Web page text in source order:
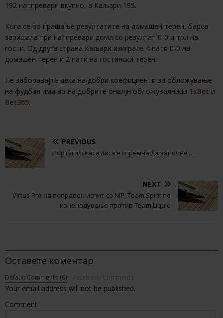
192 натпревари вкупно, а Каљари 195.
Кога се во прашање резултатите на домашен терен, барса
запишала три натпревари дома со резултат 0-0 и три на
гости. Од друга страна Каљари изиграле 4 пати 0-0 на
домашен терен и 2 пати на гостински терен.
Не заборавајте дека најдобри коефициенти за обложување
на фудбал има во најдобрите оналјн обложувалници 1xBet и
Bet365.
PREVIOUS
Португалската лига е спремна да започне …
NEXT
Virtus Pro на поправен испит со NiP, Team Spirit по
изненадување против Team Liquid
Оставете коментар
Default Comments (0)
Your email address will not be published.
Comment